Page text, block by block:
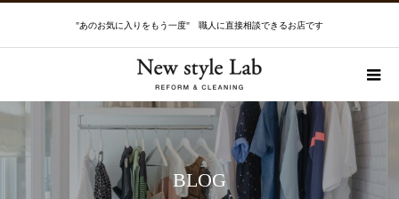
"あのお気に入りをもう一度" 職人に直接相談できるお店です
BLOG